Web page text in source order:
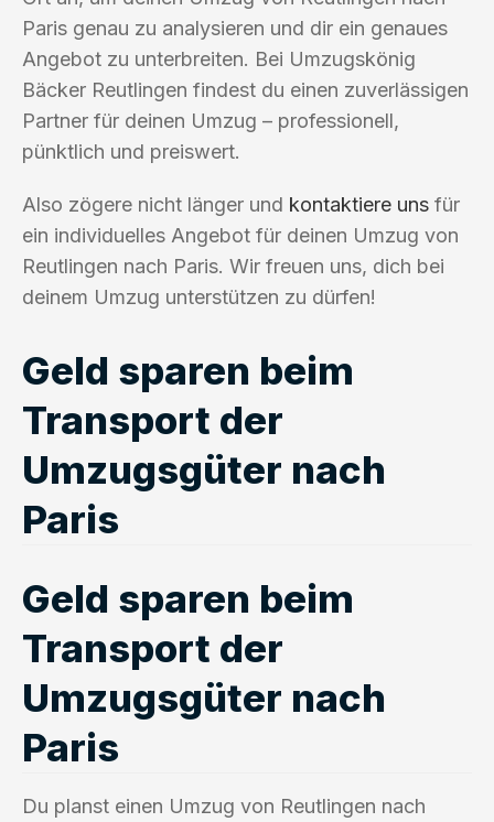
Paris genau zu analysieren und dir ein genaues
Angebot zu unterbreiten. Bei Umzugskönig
Bäcker Reutlingen findest du einen zuverlässigen
Partner für deinen Umzug – professionell,
pünktlich und preiswert.
Also zögere nicht länger und kontaktiere uns für
ein individuelles Angebot für deinen Umzug von
Reutlingen nach Paris. Wir freuen uns, dich bei
deinem Umzug unterstützen zu dürfen!
Geld sparen beim
Transport der
Umzugsgüter nach
Paris
Geld sparen beim
Transport der
Umzugsgüter nach
Paris
Du planst einen Umzug von Reutlingen nach